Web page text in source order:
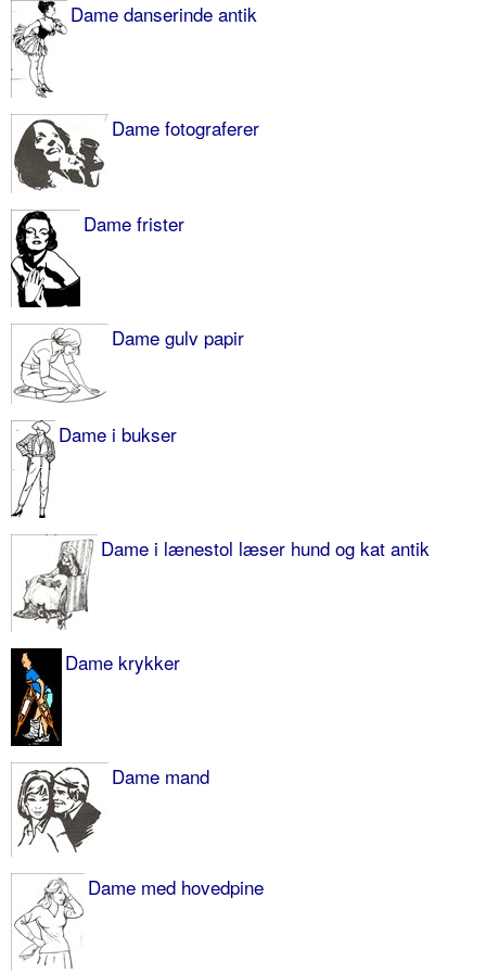
Dame danserinde antik
Dame fotograferer
Dame frister
Dame gulv papir
Dame i bukser
Dame i lænestol læser hund og kat antik
Dame krykker
Dame mand
Dame med hovedpine